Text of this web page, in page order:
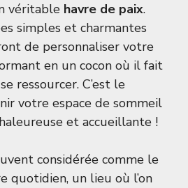
véritable havre de paix.
simples et charmantes
de personnaliser votre
en un cocon où il fait
ressourcer. C’est le
votre espace de sommeil
et accueillante !
considérée comme le
quotidien, un lieu où l’on